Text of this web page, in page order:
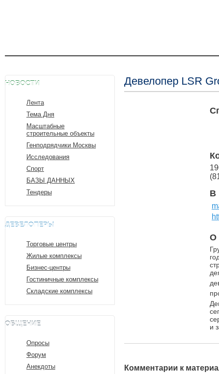
НОВОСТИ
Лента
Тема Дня
Масштабные
строительные объекты
Генподрядчики Москвы
Исследования
Спорт
БАЗЫ ДАННЫХ
Тендеры
ДЕВЕЛОПЕРЫ
Торговые центры
Жилые комплексы
Бизнес-центры
Гостиничные комплексы
Складские комплексы
ОБЩЕНИЕ
Опросы
Форум
Анекдоты
Девелопер LSR
В
О
и
Комментарии к